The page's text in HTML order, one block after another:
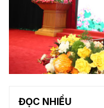
ĐỌC NHIỀU